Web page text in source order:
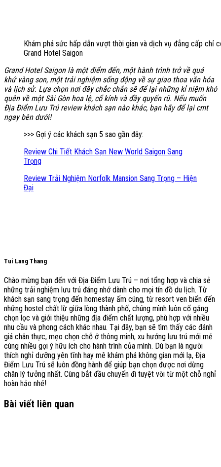
Khám phá sức hấp dẫn vượt thời gian và dịch vụ đẳng cấp chỉ
Grand Hotel Saigon
Grand Hotel Saigon là một điểm đến, một hành trình trở về quá
khứ vàng son, một trải nghiệm sống động về sự giao thoa văn hóa
và lịch sử. Lựa chọn nơi đây chắc chắn sẽ để lại những kỉ niệm khó
quên về một Sài Gòn hoa lệ, cổ kính và đầy quyến rũ. Nếu muốn
Địa Điểm Lưu Trú review khách sạn nào khác, bạn hãy để lại cmt
ngay bên dưới!
>>> Gợi ý các khách sạn 5 sao gần đây:
Review Chi Tiết Khách Sạn New World Saigon Sang
Trọng
Review Trải Nghiệm Norfolk Mansion Sang Trọng – Hiện
Đại
Tui Lang Thang
Chào mừng bạn đến với Địa Điểm Lưu Trú – nơi tổng hợp và chia sẻ
những trải nghiệm lưu trú đáng nhớ dành cho mọi tín đồ du lịch. Từ
khách sạn sang trọng đến homestay ấm cúng, từ resort ven biển đến
những hostel chất lừ giữa lòng thành phố, chúng mình luôn cố gắng
chọn lọc và giới thiệu những địa điểm chất lượng, phù hợp với nhiều
nhu cầu và phong cách khác nhau. Tại đây, bạn sẽ tìm thấy các đánh
giá chân thực, mẹo chọn chỗ ở thông minh, xu hướng lưu trú mới mẻ
cùng nhiều gợi ý hữu ích cho hành trình của mình. Dù bạn là người
thích nghỉ dưỡng yên tĩnh hay mê khám phá không gian mới lạ, Địa
Điểm Lưu Trú sẽ luôn đồng hành để giúp bạn chọn được nơi dừng
chân lý tưởng nhất. Cùng bắt đầu chuyến đi tuyệt vời từ một chỗ nghỉ
hoàn hảo nhé!
Bài viết liên quan